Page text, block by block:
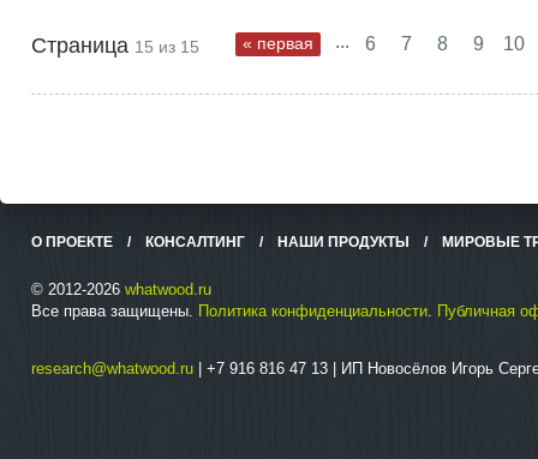
Страница 15 из 15 « первая ... 6 7 8 9 10
О ПРОЕКТЕ / КОНСАЛТИНГ / НАШИ ПРОДУКТЫ / МИРОВЫЕ
© 2012-2026 whatwood.ru
Все права защищены. Политика конфиденциальности. Публичная
research@whatwood.ru | +7 916 816 47 13 | ИП Новосёлов Игорь